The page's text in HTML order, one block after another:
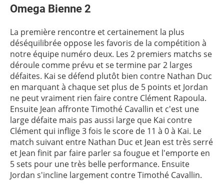
Omega Bienne 2
La première rencontre et certainement la plus
déséquilibrée oppose les favoris de la compétition à
notre équipe numéro deux. Les 2 premiers matchs se
déroule comme prévu et se termine par 2 larges
défaites. Kai se défend plutôt bien contre Nathan Duc
en marquant à chaque set plus de 5 points et Jordan
ne peut vraiment rien faire contre Clément Rapoula.
Ensuite Jean affronte Timothé Cavallin et c'est une
large défaite mais pas aussi large que Kai contre
Clément qui inflige 3 fois le score de 11 à 0 à Kai. Le
match suivant entre Nathan Duc et Jean est très serré
et Jean finit par faire parler sa fougue et l'emporte en
5 sets pour une très belle performance. Ensuite
Jordan s'incline largement contre Timothé Cavallin.